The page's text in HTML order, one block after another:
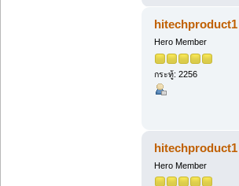
hitechproduct1
Hero Member
กระทู้: 2256
hitechproduct1
Hero Member